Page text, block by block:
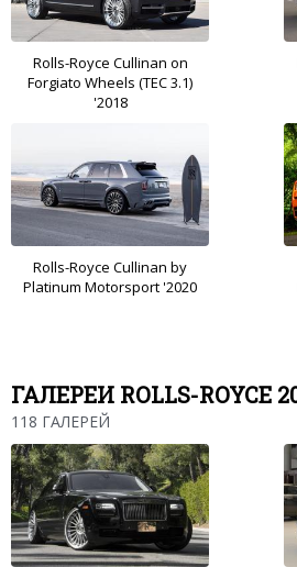
Rolls-Royce Cullinan on
Forgiato Wheels (TEC 3.1)
'2018
Rolls-Royce Cullinan by
Platinum Motorsport '2020
ГАЛЕРЕИ ROLLS-ROYCE
118 ГАЛЕРЕЙ